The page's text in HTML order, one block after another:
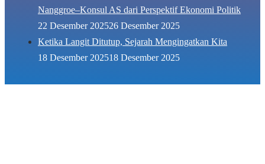
Nanggroe–Konsul AS dari Perspektif Ekonomi Politik
22 Desember 202526 Desember 2025
Ketika Langit Ditutup, Sejarah Mengingatkan Kita
18 Desember 202518 Desember 2025